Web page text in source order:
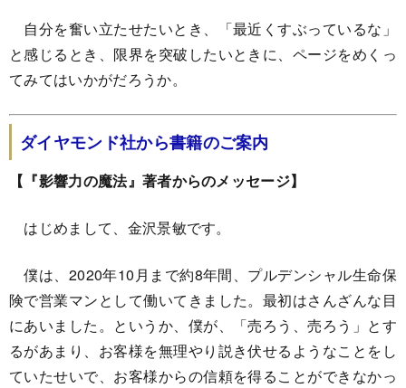
自分を奮い立たせたいとき、「最近くすぶっているな」
と感じるとき、限界を突破したいときに、ページをめくっ
てみてはいかがだろうか。
ダイヤモンド社から書籍のご案内
【『影響力の魔法』著者からのメッセージ】
はじめまして、金沢景敏です。
僕は、2020年10月まで約8年間、プルデンシャル生命保
険で営業マンとして働いてきました。最初はさんざんな目
にあいました。というか、僕が、「売ろう、売ろう」とす
るがあまり、お客様を無理やり説き伏せるようなことをし
ていたせいで、お客様からの信頼を得ることができなかっ